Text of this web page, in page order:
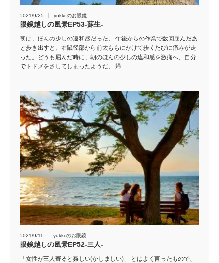
2021/9/25 yukkoのお眼鏡
眼鏡越しの風景EP53-蘇生-
朝は、ほんの少しの違和感だった。 午後からの作業で数回屈んだあ
と歩き出すと、右鼠径部から前太ももにかけて歩くたびに痛みが走
った。どうも屈んだ時に、朝のほんの少しの違和感を激痛へ、自分
でトドメをさしてしまったようだ。 帰…
2021/9/11 yukkoのお眼鏡
眼鏡越しの風景EP52-三人-
「女性が三人寄ると姦しい(かしましい)」 とはよく言ったもので、